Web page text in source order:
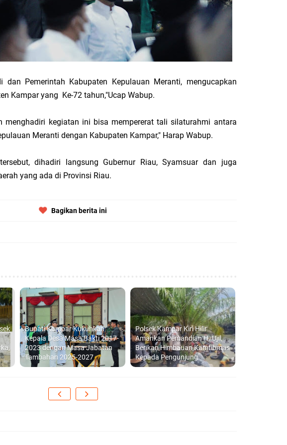
AKBP Gede Adi Pimpin Apel Perdana, Titip Tiga Pesan untuk Seluruh Personel
PU
Bupati Asmar Hadiri Sarasehan Kebangsaan MPR RI, Dorong Kemandirian Fiskal Daerah Melalui Skema
HUT IBI Ke-75, Bupati Asmar: Bidan Garda Terdepan Wujudkan Generasi Emas Indonesia 2045
dan Pemerintah Kabupaten Kepulauan Meranti, mengucapkan
Kampar yang Ke-72 tahun,"Ucap Wabup.
menghadiri kegiatan ini bisa mempererat tali silaturahmi antara
Meranti dengan Kabupaten Kampar," Harap Wabup.
dihadiri langsung Gubernur Riau, Syamsuar dan juga
yang ada di Provinsi Riau.
Bagikan berita ini
Bupati Kampar Kukuhkan
Kepala Desa Masa Bakti 2017-
2023 dengan Masa Jabatan
Tambahan 2025-2027
Polsek Kampar Kiri Hilir
Amankan Pemandian H. Ujil,
Berikan Himbauan Kamtibmas
Kepada Pengunjung